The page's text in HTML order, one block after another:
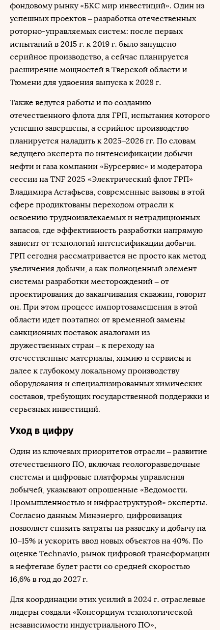
фондовому рынку «БКС мир инвестиций». Один из
успешных проектов – разработка отечественных
роторно-управляемых систем: после первых
испытаний в 2015 г. к 2019 г. было запущено
серийное производство, а сейчас планируется
расширение мощностей в Тверской области и
Тюмени для удвоения выпуска к 2028 г.
Также ведутся работы и по созданию
отечественного флота для ГРП, испытания которого
успешно завершены, а серийное производство
планируется наладить к 2025–2026 гг. По словам
ведущего эксперта по интенсификации добычи
нефти и газа компании «Бурсервис» и модератора
сессии на TNF 2025 «Электрический флот ГРП»
Владимира Астафьева, современные вызовы в этой
сфере продиктованы переходом отрасли к
освоению трудноизвлекаемых и нетрадиционных
запасов, где эффективность разработки напрямую
зависит от технологий интенсификации добычи.
ГРП сегодня рассматривается не просто как метод
увеличения добычи, а как полноценный элемент
системы разработки месторождений – от
проектирования до заканчивания скважин, говорит
он. При этом процесс импортозамещения в этой
области идет поэтапно: от временной замены
санкционных поставок аналогами из
дружественных стран – к переходу на
отечественные материалы, химию и сервисы и
далее к глубокому локальному производству
оборудования и специализированных химических
составов, требующих государственной поддержки и
серьезных инвестиций.
Уход в цифру
Один из ключевых приоритетов отрасли – развитие
отечественного ПО, включая геологоразведочные
системы и цифровые платформы управления
добычей, указывают опрошенные «Ведомости.
Промышленностью и инфраструктурой» эксперты.
Согласно данным Минэнерго, цифровизация
позволяет снизить затраты на разведку и добычу на
10–15% и ускорить ввод новых объектов на 40%. По
оценке Technavio, рынок цифровой трансформации
в нефтегазе будет расти со средней скоростью
16,6% в год до 2027 г.
Для координации этих усилий в 2024 г. отраслевые
лидеры создали «Консорциум технологической
независимости индустриального ПО»,